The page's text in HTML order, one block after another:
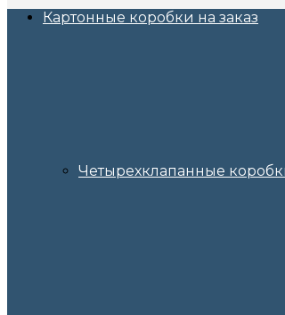
Картонные коробки на заказ
Четырехклапанные